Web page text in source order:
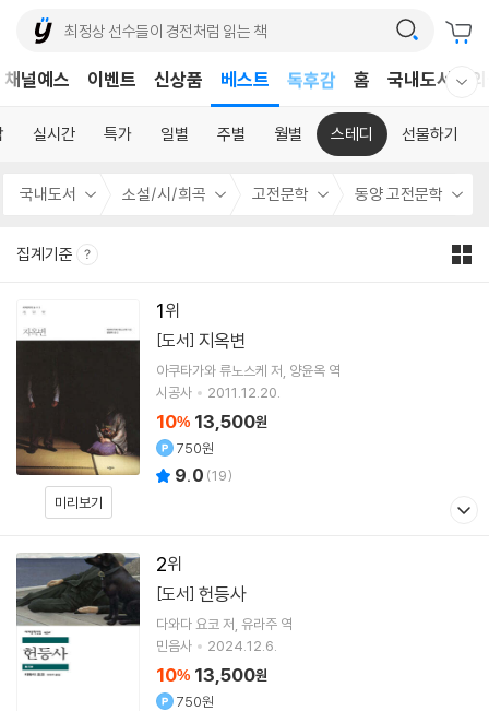
채널예스 이벤트 신상품 베스트
독후감
홈 국내도서
실시간 특가 일별 주별 월별 스테디 선물하기
국내도서 소설/시/희곡 고전문학 동양 고전문학
집계기준
1
미리보기
[도서] 지옥변
아쿠타가와 류노스케 저 양윤옥 역
시공사
2011.12.20.
10% 13,500원
750원
9.0 (19)
2
[도서] 헌등사
다와다 요코 저 유라주 역
민음사
2024.12.6.
10% 13,500원
750원